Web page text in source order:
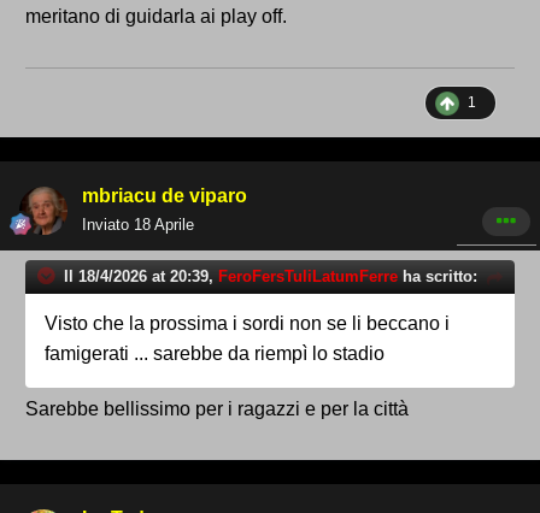
meritano di guidarla ai play off.
1
mbriacu de viparo
Inviato 18 Aprile
Il 18/4/2026 at 20:39, FeroFersTuliLatumFerre ha scritto:
Visto che la prossima i sordi non se li beccano i
famigerati ... sarebbe da riempì lo stadio
Sarebbe bellissimo per i ragazzi e per la città